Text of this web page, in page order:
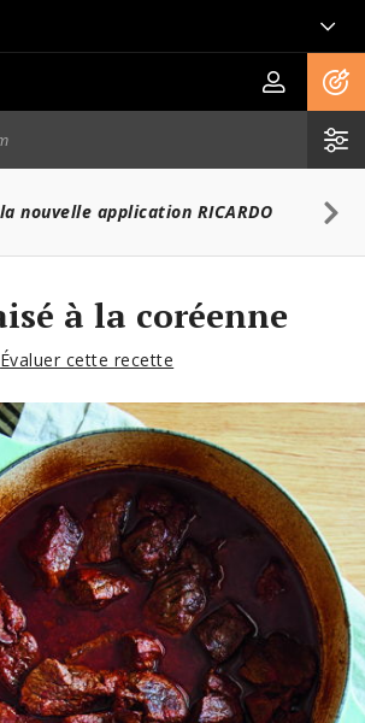
nouvelle application RICARDO
à la coréenne
Évaluer cette recette